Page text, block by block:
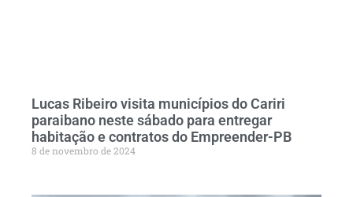
Lucas Ribeiro visita municípios do Cariri
paraibano neste sábado para entregar
habitação e contratos do Empreender-PB
8 de novembro de 2024